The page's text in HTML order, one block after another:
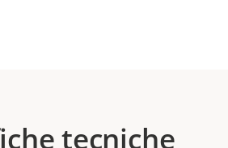
tecniche